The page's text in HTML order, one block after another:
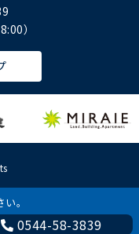
。
0544-58-3839
）